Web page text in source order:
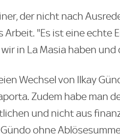
der nicht nach
Arbeit. "Es ist eine echte
in La Masia haben
Wechsel von Ilkay
Zudem habe man
und nicht aus
ohne